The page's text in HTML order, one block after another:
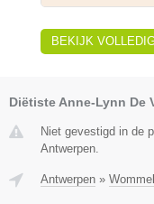
BEKIJK
Diëtiste Anne-Lynn De
Niet gevestigd in de
Antwerpen.
Antwerpen »